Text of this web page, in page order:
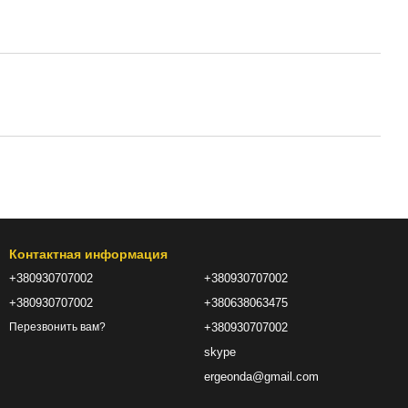
Контактная информация
+380930707002
+380930707002
Перезвонить вам?
+380930707002
+380638063475
+380930707002
skype
ergeonda@gmail.com